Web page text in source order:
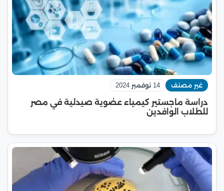
غير مصنف 14 نوفمبر 2024
دراسة ماجستير كيمياء عضوية صيدلية في مصر
للطلاب الوافدين